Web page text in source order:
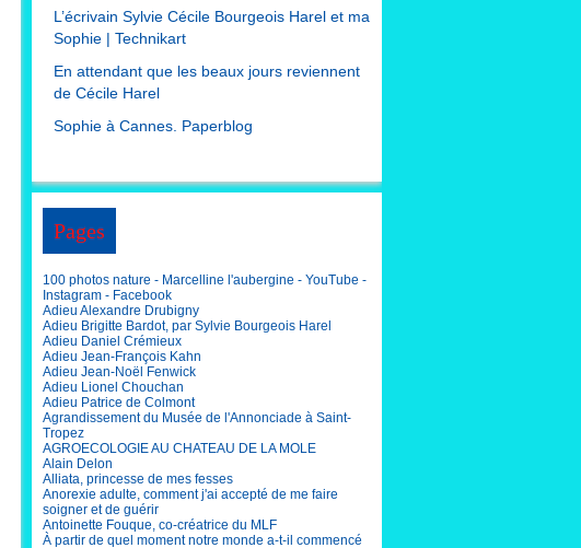
L’écrivain Sylvie Cécile Bourgeois Harel et ma
Sophie | Technikart
En attendant que les beaux jours reviennent
de Cécile Harel
Sophie à Cannes. Paperblog
Pages
100 photos nature - Marcelline l'aubergine - YouTube -
Instagram - Facebook
Adieu Alexandre Drubigny
Adieu Brigitte Bardot, par Sylvie Bourgeois Harel
Adieu Daniel Crémieux
Adieu Jean-François Kahn
Adieu Jean-Noël Fenwick
Adieu Lionel Chouchan
Adieu Patrice de Colmont
Agrandissement du Musée de l'Annonciade à Saint-
Tropez
AGROECOLOGIE AU CHATEAU DE LA MOLE
Alain Delon
Alliata, princesse de mes fesses
Anorexie adulte, comment j'ai accepté de me faire
soigner et de guérir
Antoinette Fouque, co-créatrice du MLF
À partir de quel moment notre monde a-t-il commencé